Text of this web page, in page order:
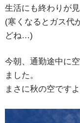
生活にも終わりが見
(寒くなるとガス代
どね…)
今朝、通勤途中に
ました。
まさに秋の空ですよ